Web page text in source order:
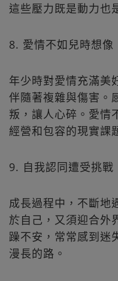
這些壓力既是動力也
8. 愛情不如兒時想像
年少時對愛情充滿美
伴隨著複雜與傷害。
叛，讓人心碎。愛情
經營和包容的現實課
9. 自我認同遭受挑戰
成長過程中，不斷地
於自己，又須迎合外
躁不安，常常感到迷
漫長的路。